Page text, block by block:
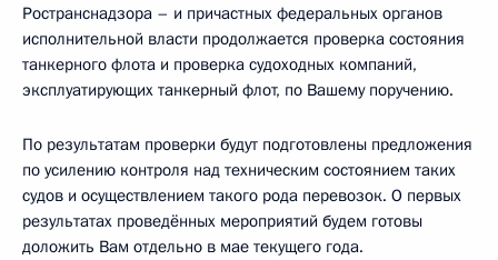
Ространснадзора – и причастных федеральных органов
исполнительной власти продолжается проверка состояния
танкерного флота и проверка судоходных компаний,
эксплуатирующих танкерный флот, по Вашему поручению.
По результатам проверки будут подготовлены предложения
по усилению контроля над техническим состоянием таких
судов и осуществлением такого рода перевозок. О первых
результатах проведённых мероприятий будем готовы
доложить Вам отдельно в мае текущего года.